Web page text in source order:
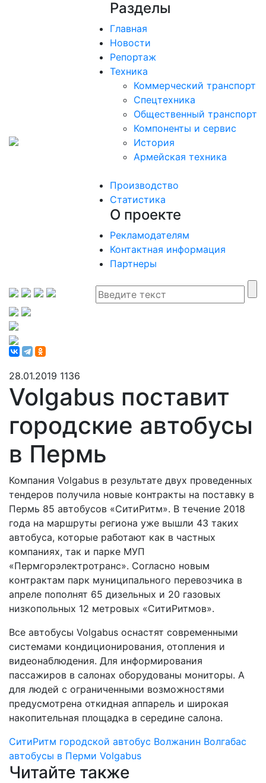
Разделы
Главная
Новости
Репортаж
Техника
Коммерческий транспорт
Спецтехника
Общественный транспорт
Компоненты и сервис
История
Армейская техника
Производство
Статистика
О проекте
Рекламодателям
Контактная информация
Партнеры
28.01.2019 1136
Volgabus поставит
городские автобусы
в Пермь
Компания Volgabus в результате двух проведенных
тендеров получила новые контракты на поставку в
Пермь 85 автобусов «СитиРитм». В течение 2018
года на маршруты региона уже вышли 43 таких
автобуса, которые работают как в частных
компаниях, так и парке МУП
«Пермгорэлектротранс». Согласно новым
контрактам парк муниципального перевозчика в
апреле пополнят 65 дизельных и 20 газовых
низкопольных 12 метровых «СитиРитмов».
Все автобусы Volgabus оснастят современными
системами кондиционирования, отопления и
видеонаблюдения. Для информирования
пассажиров в салонах оборудованы мониторы. А
для людей с ограниченными возможностями
предусмотрена откидная аппарель и широкая
накопительная площадка в середине салона.
СитиРитм городской автобус Волжанин Волгабас
автобусы в Перми Volgabus
Читайте также